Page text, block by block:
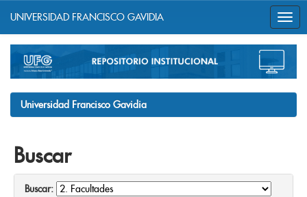
navigation
UNIVERSIDAD FRANCISCO GAVIDIA
Universidad Francisco Gavidia
Buscar
Buscar: